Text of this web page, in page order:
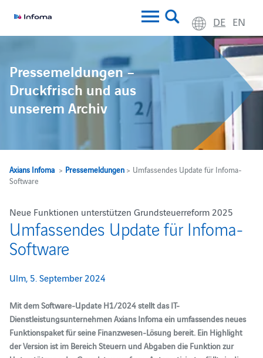
DE EN
Pressemeldungen –
Druckfrisch und aus
unserem Archiv
Axians Infoma> Pressemeldungen> Umfassendes Update für Infoma-
Software
Neue Funktionen unterstützen Grundsteuerreform 2025
Umfassendes Update für Infoma-
Software
Ulm, 5. September 2024
Mit dem Software-Update H1/2024 stellt das IT-
Dienstleistungsunternehmen Axians Infoma ein umfassendes neues
Funktionspaket für seine Finanzwesen-Lösung bereit. Ein Highlight
der Version ist im Bereich Steuern und Abgaben die Funktion zur